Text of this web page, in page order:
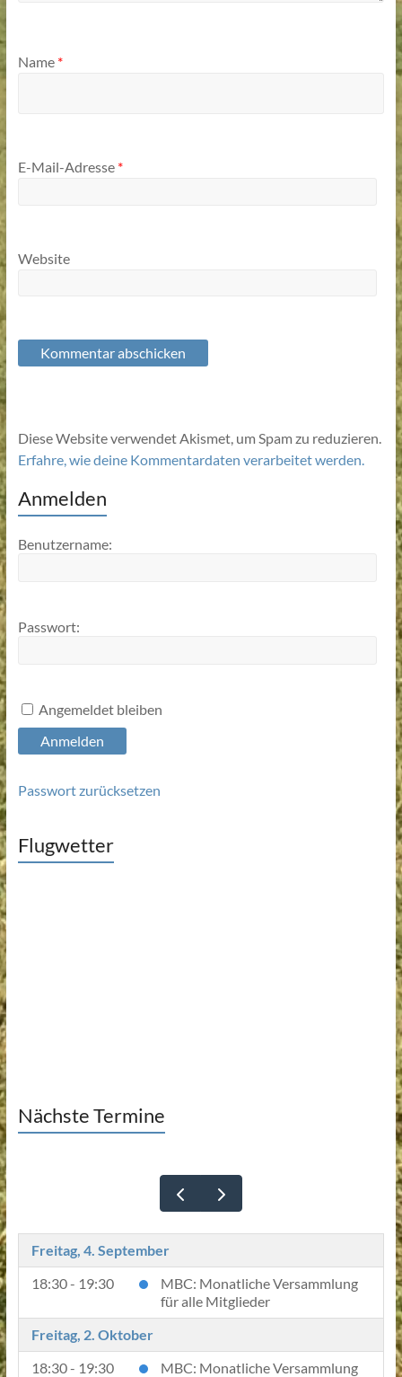
Name *
E-Mail-Adresse *
Website
Diese Website verwendet Akismet, um Spam zu reduzieren.
Erfahre, wie deine Kommentardaten verarbeitet werden.
Anmelden
Benutzername:
Passwort:
Angemeldet bleiben
Anmelden
Passwort zurücksetzen
Flugwetter
Nächste Termine
Freitag, 4. September
18:30 - 19:30
MBC: Monatliche Versammlung
für alle Mitglieder
Freitag, 2. Oktober
18:30 - 19:30
MBC: Monatliche Versammlung